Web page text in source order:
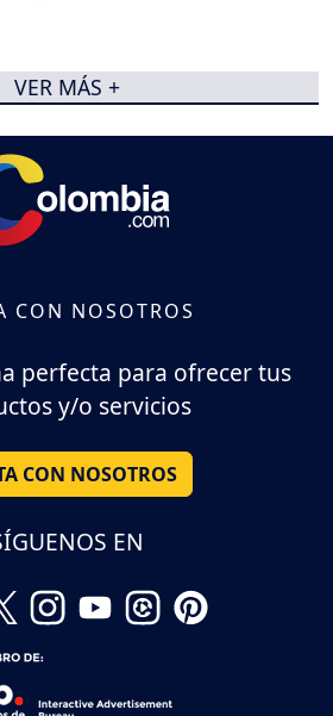
VER MÁS +
CON NOSOTROS
perfecta para ofrecer tus
y/o servicios
CON NOSOTROS
EN